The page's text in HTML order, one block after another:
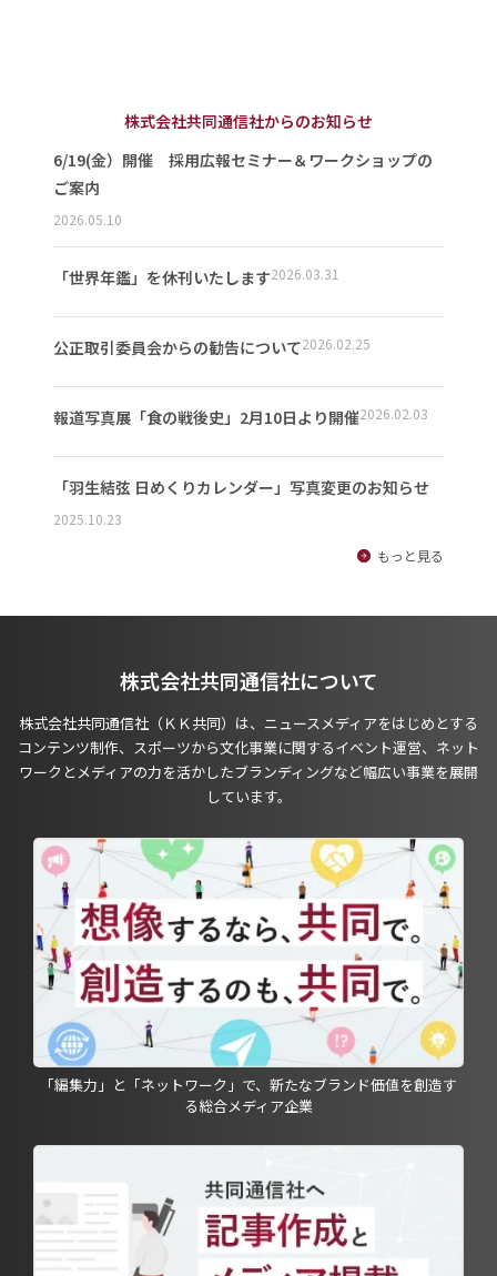
株式会社共同通信社からのお知らせ
6/19(金）開催 採用広報セミナー＆ワークショップの
ご案内
2026.05.10
「世界年鑑」を休刊いたします2026.03.31
公正取引委員会からの勧告について2026.02.25
報道写真展「食の戦後史」2月10日より開催2026.02.03
「羽生結弦 日めくりカレンダー」写真変更のお知らせ
2025.10.23
もっと見る
株式会社共同通信社について
株式会社共同通信社（ＫＫ共同）は、ニュースメディアをはじめとする
コンテンツ制作、スポーツから文化事業に関するイベント運営、ネット
ワークとメディアの力を活かしたブランディングなど幅広い事業を展開
しています。
「編集力」と「ネットワーク」で、新たなブランド価値を創造す
る総合メディア企業